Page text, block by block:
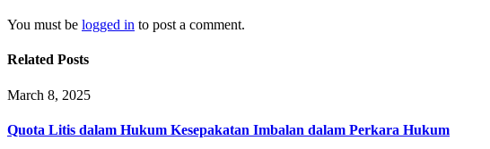
You must be logged in to post a comment.
Related Posts
March 8, 2025
Quota Litis dalam Hukum Kesepakatan Imbalan dalam Perkara Hukum